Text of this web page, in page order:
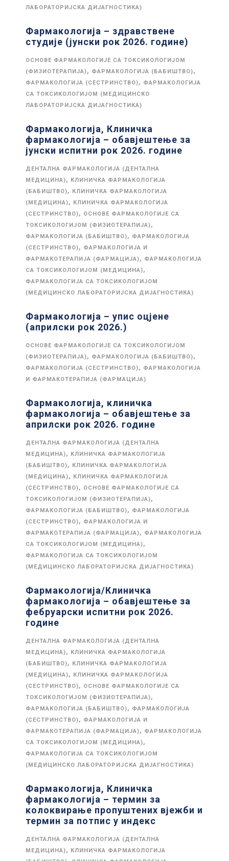
ЛАБОРАТОРИЈСКА ДИЈАГНОСТИКА)
Фармакологија – здравствене
студије (јунски рок 2026. године)
ОСНОВЕ ФАРМАКОЛОГИЈЕ СА ТОКСИКОЛОГИЈОМ
(ФИЗИОТЕРАПИЈА), ФАРМАКОЛОГИЈА (БАБИШТВО),
ФАРМАКОЛОГИЈА (СЕСТРИНСТВО), ФАРМАКОЛОГИЈА
СА ТОКСИКОЛОГИЈОМ (МЕДИЦИНСКО
ЛАБОРАТОРИЈСКА ДИЈАГНОСТИКА)
Фармакологија, Клиничка
фармакологија – обавјештење за
јунски испитни рок 2026. године
ДЕНТАЛНА ФАРМАКОЛОГИЈА (ДЕНТАЛНА
МЕДИЦИНА), КЛИНИЧКА ФАРМАКОЛОГИЈА
(БАБИШТВО), КЛИНИЧКА ФАРМАКОЛОГИЈА
(МЕДИЦИНА), КЛИНИЧКА ФАРМАКОЛОГИЈА
(СЕСТРИНСТВО), ОСНОВЕ ФАРМАКОЛОГИЈЕ СА
ТОКСИКОЛОГИЈОМ (ФИЗИОТЕРАПИЈА),
ФАРМАКОЛОГИЈА (БАБИШТВО), ФАРМАКОЛОГИЈА
(СЕСТРИНСТВО), ФАРМАКОЛОГИЈА И
ФАРМАКОТЕРАПИЈА (ФАРМАЦИЈА), ФАРМАКОЛОГИЈА
СА ТОКСИКОЛОГИЈОМ (МЕДИЦИНА),
ФАРМАКОЛОГИЈА СА ТОКСИКОЛОГИЈОМ
(МЕДИЦИНСКО ЛАБОРАТОРИЈСКА ДИЈАГНОСТИКА)
Фармакологија – упис оцјене
(априлски рок 2026.)
ОСНОВЕ ФАРМАКОЛОГИЈЕ СА ТОКСИКОЛОГИЈОМ
(ФИЗИОТЕРАПИЈА), ФАРМАКОЛОГИЈА (БАБИШТВО),
ФАРМАКОЛОГИЈА (СЕСТРИНСТВО), ФАРМАКОЛОГИЈА
И ФАРМАКОТЕРАПИЈА (ФАРМАЦИЈА)
Фармакологија, клиничка
фармакологија – обавјештење за
априлски рок 2026. године
ДЕНТАЛНА ФАРМАКОЛОГИЈА (ДЕНТАЛНА
МЕДИЦИНА), КЛИНИЧКА ФАРМАКОЛОГИЈА
(БАБИШТВО), КЛИНИЧКА ФАРМАКОЛОГИЈА
(МЕДИЦИНА), КЛИНИЧКА ФАРМАКОЛОГИЈА
(СЕСТРИНСТВО), ОСНОВЕ ФАРМАКОЛОГИЈЕ СА
ТОКСИКОЛОГИЈОМ (ФИЗИОТЕРАПИЈА),
ФАРМАКОЛОГИЈА (БАБИШТВО), ФАРМАКОЛОГИЈА
(СЕСТРИНСТВО), ФАРМАКОЛОГИЈА И
ФАРМАКОТЕРАПИЈА (ФАРМАЦИЈА), ФАРМАКОЛОГИЈА
СА ТОКСИКОЛОГИЈОМ (МЕДИЦИНА),
ФАРМАКОЛОГИЈА СА ТОКСИКОЛОГИЈОМ
(МЕДИЦИНСКО ЛАБОРАТОРИЈСКА ДИЈАГНОСТИКА)
Фармакологија/Клиничка
фармакологија – обавјештење за
фебруарски испитни рок 2026.
године
ДЕНТАЛНА ФАРМАКОЛОГИЈА (ДЕНТАЛНА
МЕДИЦИНА), КЛИНИЧКА ФАРМАКОЛОГИЈА
(БАБИШТВО), КЛИНИЧКА ФАРМАКОЛОГИЈА
(МЕДИЦИНА), КЛИНИЧКА ФАРМАКОЛОГИЈА
(СЕСТРИНСТВО), ОСНОВЕ ФАРМАКОЛОГИЈЕ СА
ТОКСИКОЛОГИЈОМ (ФИЗИОТЕРАПИЈА),
ФАРМАКОЛОГИЈА (БАБИШТВО), ФАРМАКОЛОГИЈА
(СЕСТРИНСТВО), ФАРМАКОЛОГИЈА И
ФАРМАКОТЕРАПИЈА (ФАРМАЦИЈА), ФАРМАКОЛОГИЈА
СА ТОКСИКОЛОГИЈОМ (МЕДИЦИНА),
ФАРМАКОЛОГИЈА СА ТОКСИКОЛОГИЈОМ
(МЕДИЦИНСКО ЛАБОРАТОРИЈСКА ДИЈАГНОСТИКА)
Фармакологија, Клиничка
фармакологија – термин за
колоквирање пропуштених вјежби и
термин за потпис у индекс
ДЕНТАЛНА ФАРМАКОЛОГИЈА (ДЕНТАЛНА
МЕДИЦИНА), КЛИНИЧКА ФАРМАКОЛОГИЈА